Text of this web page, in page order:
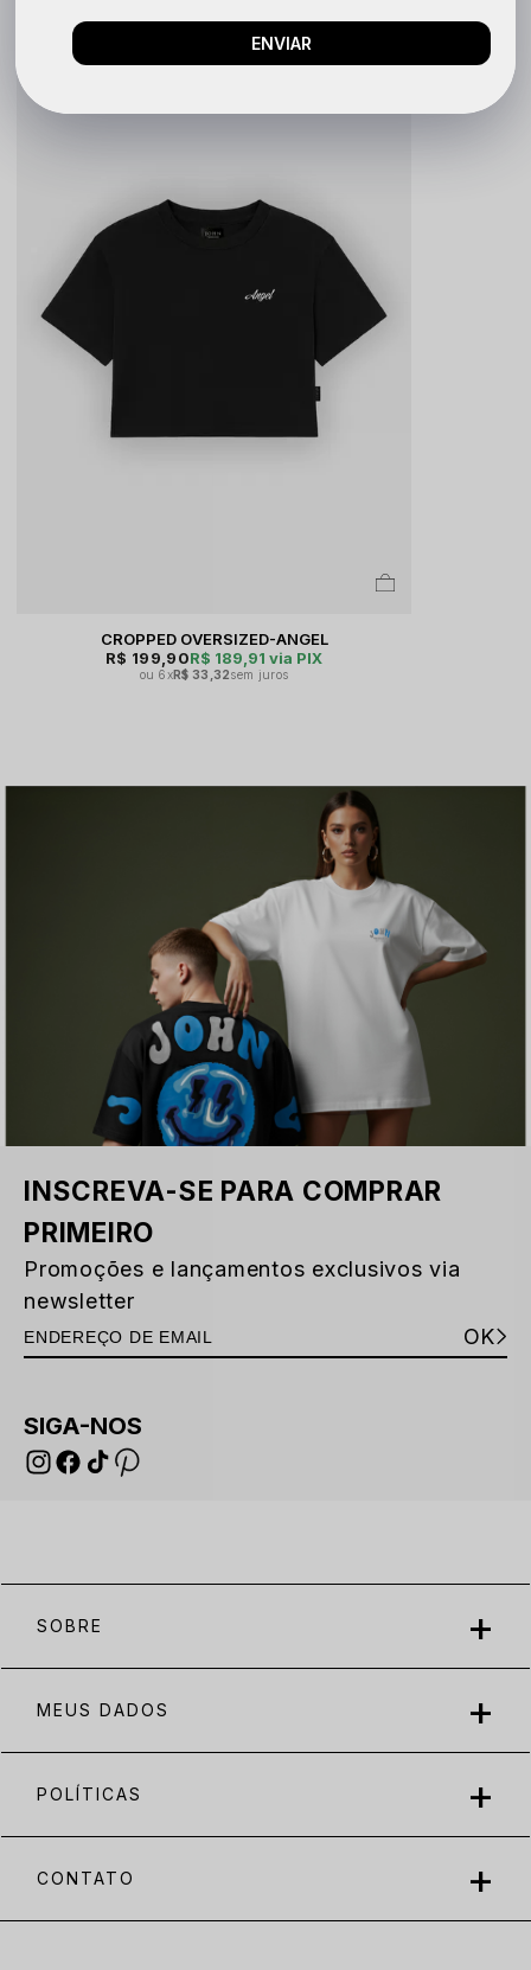
CROPPED OVERSIZED-ANGEL
R$ 189,91 via PIX
R$ 199,90
6xR$ 33,32sem juros
INSCREVA-SE PARA COMPRAR
PRIMEIRO
Promoções e lançamentos exclusivos via
newsletter
OK
SIGA-NOS
SOBRE
MEUS DADOS
POLÍTICAS
CONTATO
ENVIAR